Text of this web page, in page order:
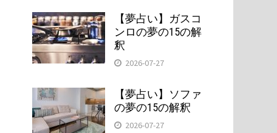
【夢占い】ガスコ
ンロの夢の15の解
釈
2026-07-27
【夢占い】ソファ
の夢の15の解釈
2026-07-27